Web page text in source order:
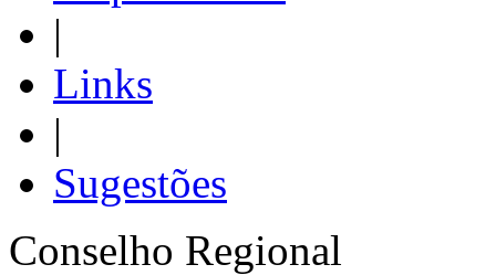
|
Links
|
Sugestões
Conselho Regional